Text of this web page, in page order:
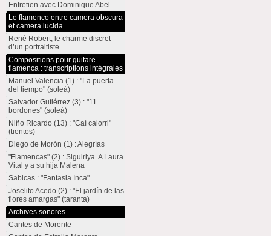
Entretien avec Dominique Abel
Le flamenco entre camera obscura
et camera lucida
René Robert, le charme discret
d’un portraitiste
Compositions pour guitare
flamenca : transcriptions intégrales
Manuel Valencia (1) : "La puerta
del tiempo" (soleá)
Salvador Gutiérrez (3) : "11
bordones" (soleá)
Niño Ricardo (13) : "Caí calorri"
(tientos)
Diego de Morón (1) : Alegrías
"Flamencas" (2) : Siguiriya. A Laura
Vital y a su hija Malena
Sabicas : "Fantasia Inca"
Joselito Acedo (2) : "El jardín de las
flores amargas" (taranta)
Archives sonores
Cantes de Morente